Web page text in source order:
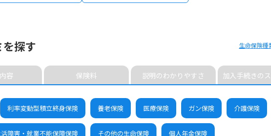
探す
容 保険料 説明のわかりやすさ 加入手続きの
利率変動型積立終身保険 養老保険 医療保険 ガン保険 介護保険
障害・就業不能保障保険 その他の生命保険 個人年金保険
生命保険種